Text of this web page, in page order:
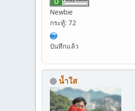
Newbie
กระทู้: 72
บันทึกแล้ว
น้ำใส